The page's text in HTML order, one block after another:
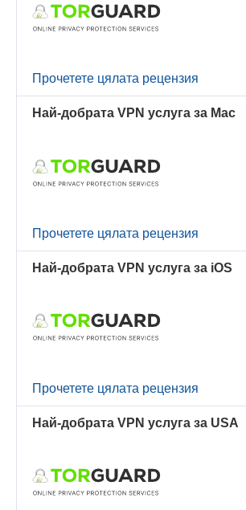
Прочетете цялата рецензия
Най-добрата VPN услуга за Mac
Прочетете цялата рецензия
Най-добрата VPN услуга за iOS
Прочетете цялата рецензия
Най-добрата VPN услуга за USA